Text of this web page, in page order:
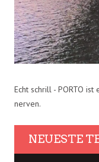
Echt schrill - PORTO
nerven.
NEUESTE